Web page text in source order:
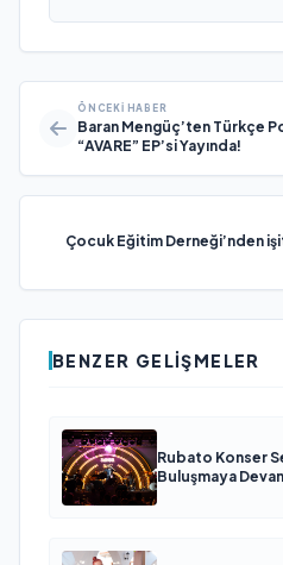
ÖNCEKI HABER
Baran Mengüç’ten Türkçe
“AVARE” EP’si Yayında!
Çocuk Eğitim Derneği’nden
BENZER GELIŞMELER
Rubato Konser
Buluşmaya